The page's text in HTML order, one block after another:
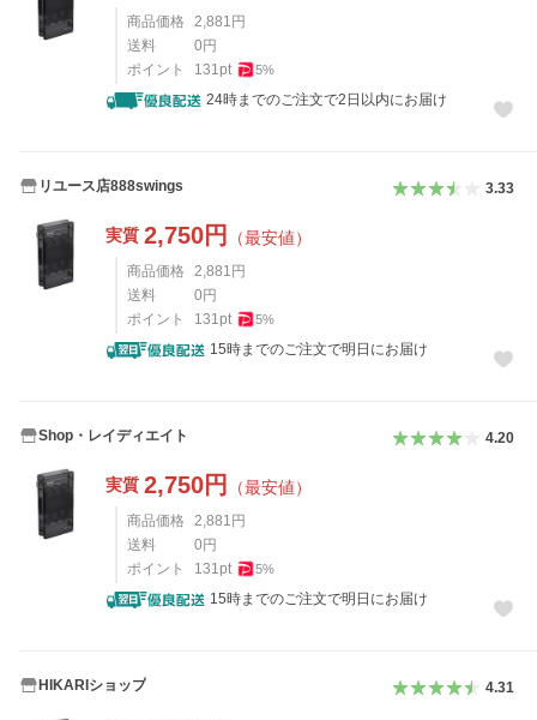
商品価格 2,881 円
送料
0 円
ポイント
131pt 5%
24時までのご注文で2日以内にお届け
リユース店888swings 3.33
実質 2,750円 （最安値）
商品価格 2,881 円
送料
0 円
ポイント
131pt 5%
15時までのご注文で明日にお届け
Shop・レイディエイト 4.20
実質 2,750円 （最安値）
商品価格 2,881 円
送料
0 円
ポイント
131pt 5%
15時までのご注文で明日にお届け
HIKARIショップ 4.31